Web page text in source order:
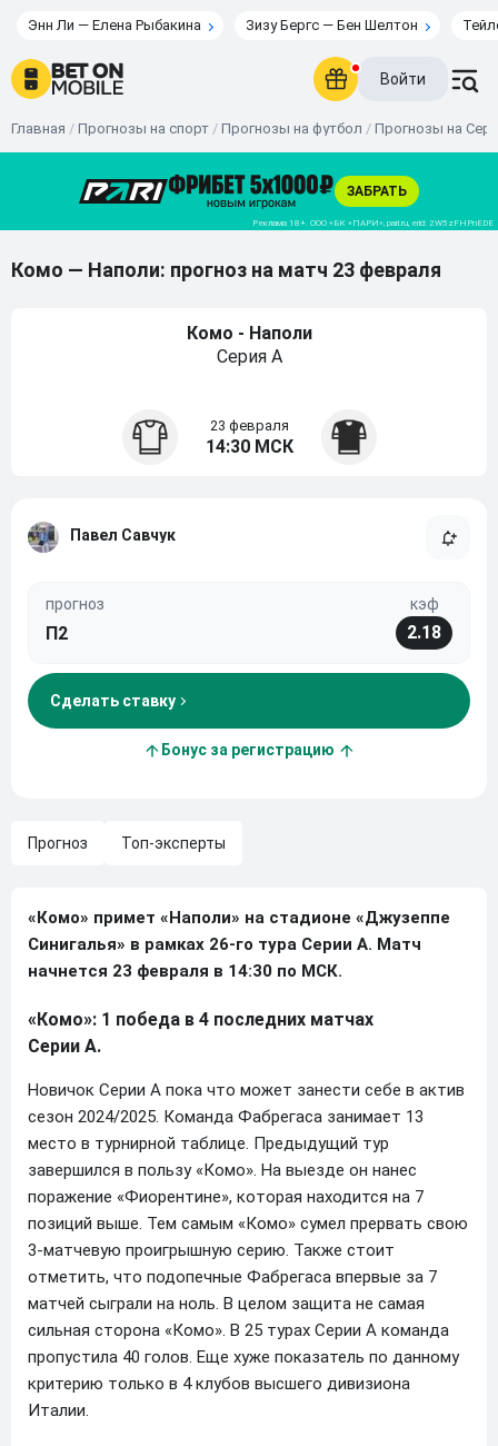
Энн Ли — Елена Рыбакина Зизу Бергс — Бен Шелтон
Войти
Главная / Прогнозы на спорт / Прогнозы на футбол / Прогнозы на
Комо — Наполи: прогноз на матч 23 февраля
Комо - Наполи
Серия А
23 февраля
14:30 МСК
Павел Савчук
прогноз
П2
кэф
2.18
Сделать ставку
Бонус за регистрацию
Прогноз Топ-эксперты
«Комо» примет «Наполи» на стадионе «Джузеппе
Синигалья» в рамках 26-го тура Серии А. Матч
начнется 23 февраля в 14:30 по МСК.
«Комо»: 1 победа в 4 последних матчах
Серии А.
Новичок Серии А пока что может занести себе в актив
сезон 2024/2025. Команда Фабрегаса занимает 13
место в турнирной таблице. Предыдущий тур
завершился в пользу «Комо». На выезде он нанес
поражение «Фиорентине», которая находится на 7
позиций выше. Тем самым «Комо» сумел прервать свою
3-матчевую проигрышную серию. Также стоит
отметить, что подопечные Фабрегаса впервые за 7
матчей сыграли на ноль. В целом защита не самая
сильная сторона «Комо». В 25 турах Серии А команда
пропустила 40 голов. Еще хуже показатель по данному
критерию только в 4 клубов высшего дивизиона
Италии.